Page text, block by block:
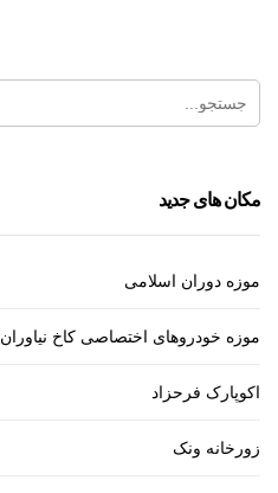
مکان های جدید
موزه دوران اسلامی
موزه خودروهای اختصاصی کاخ نیاوران
اکوپارک فرحزاد
زورخانه ونک